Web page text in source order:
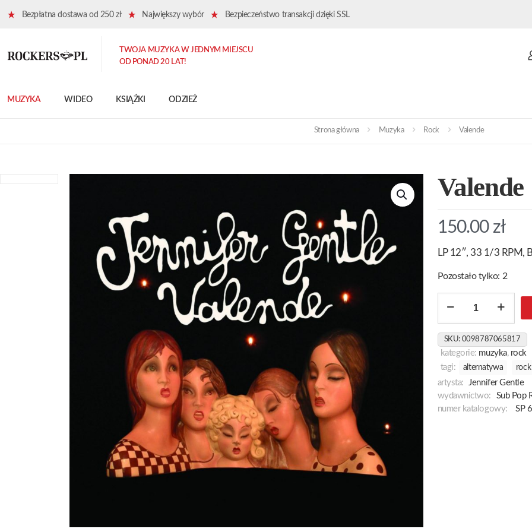
Bezpłatna dostawa od 250 zł Największy wybór Bezpieczeństwo transakcji dzięki SSL
MUZYKA WIDEO KSIĄŻKI ODZIEŻ
TWOJA MUZYKA W JEDNYM MIEJSCU
OD PONAD 20 LAT!
Strona główna Muzyka Rock Valende
Valende
150.00 zł
LP 12″, 33 1/3 RPM,
Pozostało tylko: 2
SKU: 0098787065817
kategorie: muzyka, rock
tagi:
alternatywa rock
artysta:
Jennifer Gentle
wydawnictwo:
Sub Pop
numer katalogowy:
SP